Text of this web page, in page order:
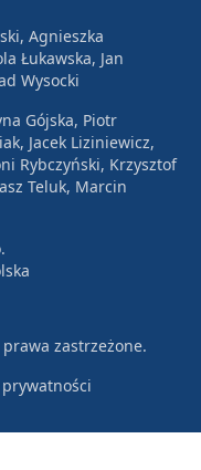
Agnieszka
Łukawska, Jan
Wysocki
Gójska, Piotr
Jacek Liziniewicz,
Rybczyński, Krzysztof
Teluk, Marcin
zastrzeżone.